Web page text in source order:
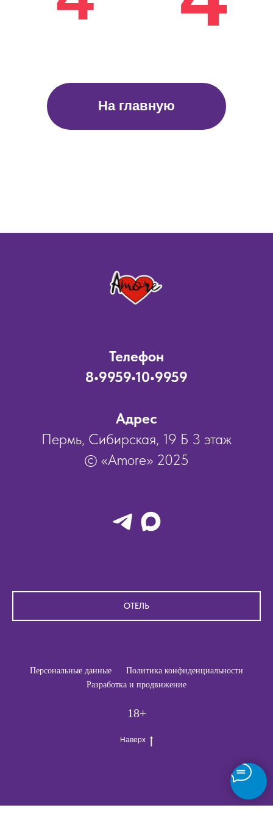
Телефон
8•9959•10•9959
Адрес
Пермь, Сибирская, 19 Б 3 этаж
© «Amore» 2025
ОТЕЛЬ
Персональные данные
Политика конфиденциальности
Разработка и продвижение
18+
Наверх